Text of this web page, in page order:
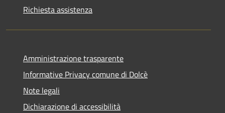
Richiesta assistenza
Amministrazione trasparente
Informative Privacy comune di Dolcè
Note legali
Dichiarazione di accessibilità